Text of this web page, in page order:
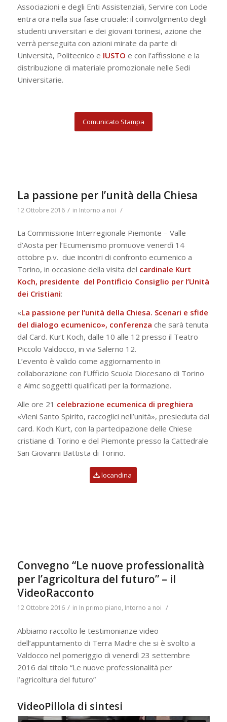
Associazioni e degli Enti Assistenziali, Servire con Lode
entra ora nella sua fase cruciale: il coinvolgimento degli
studenti universitari e dei giovani torinesi, azione che
verrà perseguita con azioni mirate da parte di
Università, Politecnico e IUSTO e con l’affissione e la
distribuzione di materiale promozionale nelle Sedi
Universitarie.
Comunicato Stampa
La passione per l’unità della Chiesa
12 Ottobre 2016 / in Intorno a noi /
La Commissione Interregionale Piemonte – Valle
d’Aosta per l’Ecumenismo promuove venerdì 14
ottobre p.v. due incontri di confronto ecumenico a
Torino, in occasione della visita del cardinale Kurt
Koch, presidente del Pontificio Consiglio per l’Unità
dei Cristiani:
«La passione per l’unità della Chiesa. Scenari e sfide
del dialogo ecumenico», conferenza che sarà tenuta
dal Card. Kurt Koch, dalle 10 alle 12 presso il Teatro
Piccolo Valdocco, in via Salerno 12.
L’evento è valido come aggiornamento in
collaborazione con l’Ufficio Scuola Diocesano di Torino
e Aimc soggetti qualificati per la formazione.
Alle ore 21 celebrazione ecumenica di preghiera
«Vieni Santo Spirito, raccoglici nell’unità», presieduta dal
card. Koch Kurt, con la partecipazione delle Chiese
cristiane di Torino e del Piemonte presso la Cattedrale
San Giovanni Battista di Torino.
locandina
Convegno “Le nuove professionalità
per l’agricoltura del futuro” – il
VideoRacconto
12 Ottobre 2016 / in In primo piano, Intorno a noi /
Abbiamo raccolto le testimonianze video
dell’appuntamento di Terra Madre che si è svolto a
Valdocco nel pomeriggio di venerdì 23 settembre
2016 dal titolo “Le nuove professionalità per
l’agricoltura del futuro”
VideoPillola di sintesi